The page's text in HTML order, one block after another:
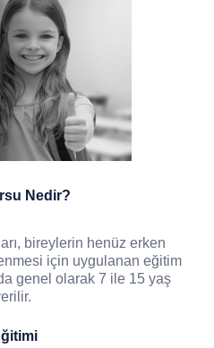
Nedir?
bireylerin henüz erken
için uygulanan eğitim
genel olarak 7 ile 15 yaş